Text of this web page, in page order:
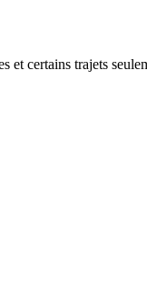
et certains trajets